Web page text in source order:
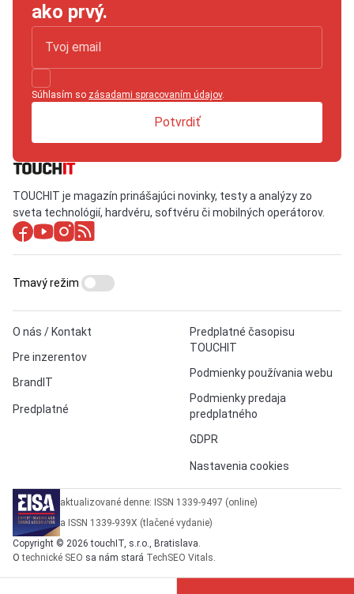
ako prvý.
Súhlasím so zásadami spracovaním údajov.
Potvrdiť
TOUCHIT je magazín prinášajúci novinky, testy a analýzy zo
sveta technológií, hardvéru, softvéru či mobilných operátorov.
O nás / Kontakt
Pre inzerentov
BrandIT
Predplatné
Predplatné časopisu
TOUCHIT
Podmienky používania webu
Podmienky predaja
predplatného
GDPR
Nastavenia cookies
Tmavý režim
aktualizované denne: ISSN 1339-9497 (online)
a ISSN 1339-939X (tlačené vydanie)
Copyright © 2026 touchIT, s.r.o., Bratislava.
Otechnické SEO sa nám stará TechSEO Vitals.